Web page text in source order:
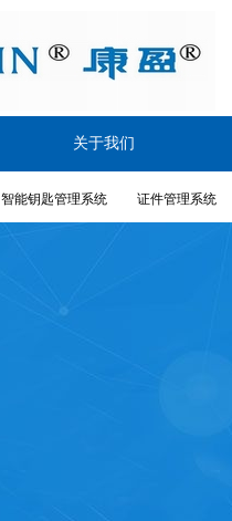
关于我们
智能钥匙管理系统 证件管理系统